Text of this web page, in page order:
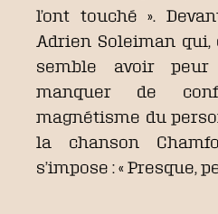
l’ont touché ».
Adrien Soleiman qui,
semble avoir
manquer de
magnétisme du
la chanson
s’impose : « Presque,